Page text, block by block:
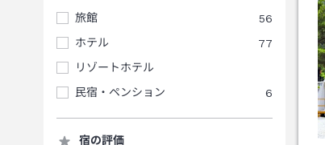
旅館
56
ホテル
77
リゾートホテル
民宿・ペンション
6
宿の評価